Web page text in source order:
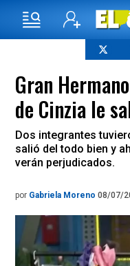
Gran
de Cinzia le
Dos integrantes
salió del todo bien y
verán perjudicados.
por Gabriela Moreno 08/07/